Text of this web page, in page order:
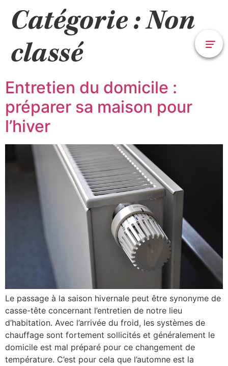
Catégorie :Non
classé
Entretien du domicile :
préparer sa maison pour
l’hiver
Le passage à la saison hivernale peut être synonyme de
casse-tête concernant l’entretien de notre lieu
d’habitation. Avec l’arrivée du froid, les systèmes de
chauffage sont fortement sollicités et généralement le
domicile est mal préparé pour ce changement de
température. C’est pour cela que l’automne est la